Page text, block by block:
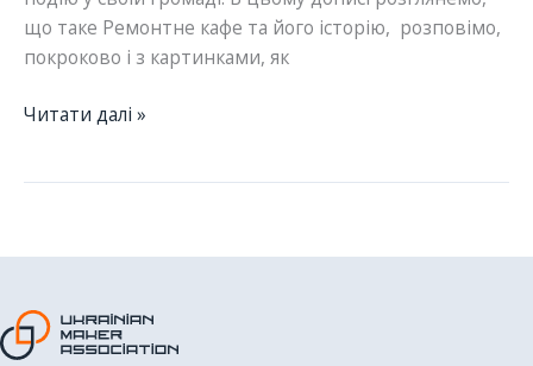
що таке Ремонтне кафе та його історію, розповімо,
покроково і з картинками, як
Як
інструкція
Читати далі »